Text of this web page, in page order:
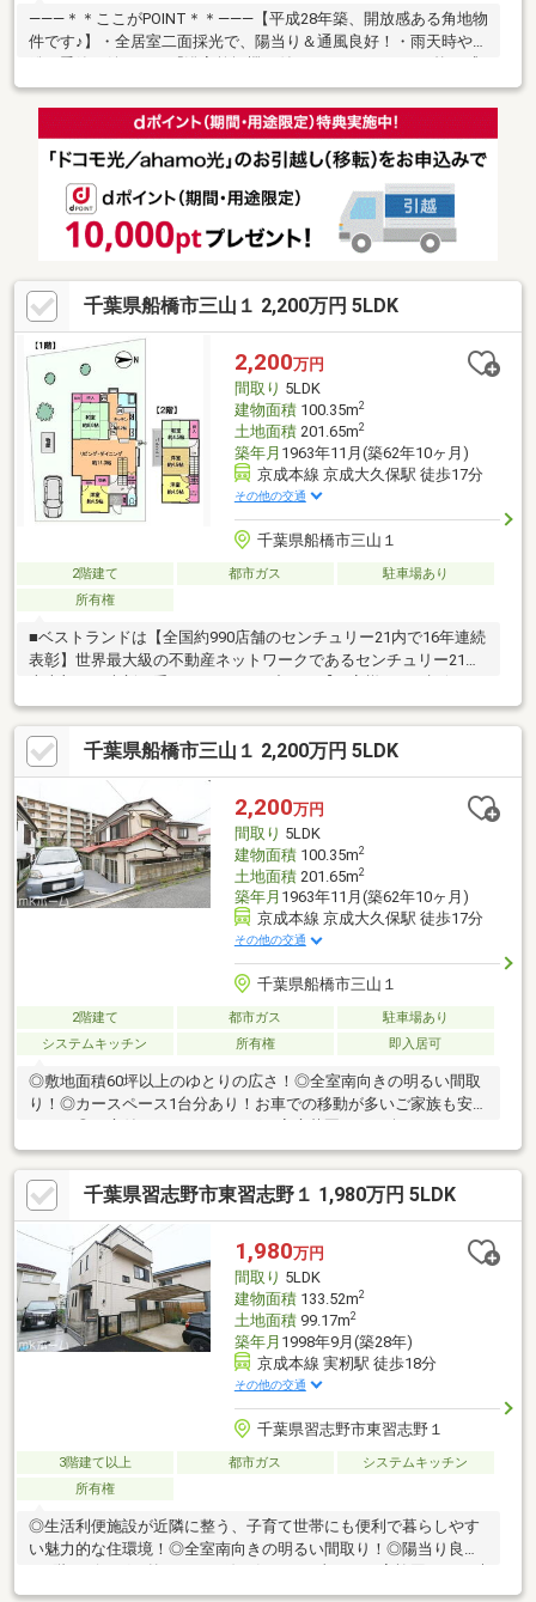
―――＊＊ここがPOINT＊＊―――【平成28年築、開放感ある角地物
件です♪】・全居室二面採光で、陽当り＆通風良好！・雨天時や花
のある『造作棚』付き！・キッチンと洗面室の出入りがスムーズ
で、家事ラク動線良好！・家族間コミュニケーション促進にも良
好な『リビングイン階段』仕様！・小学校まで『徒歩3分』、安心
して通学できますね！・実籾本郷公園、図書館、教育センターな
見にしかず。家族の安心拠点になる4LDK♪◆夜間早朝のご案内、
ローンのご相談もお気軽に！
千葉県船橋市三山１ 2,200万円 5LDK
2,200万円
間取り 5LDK
建物面積100.35m2
土地面積201.65m2
築年月 1963年11月(築62年10ヶ月)
京成本線 京成大久保駅 徒歩17分
その他の交通
千葉県船橋市三山１
2階建て 都市ガス
駐車場あり
所有権
■ベストランドは【全国約990店舗のセンチュリー21内で16年連続
表彰】世界最大級の不動産ネットワークであるセンチュリー21日
本本部より表彰を受けております■中でも【お客様からの評価が
高かった全国10店舗に認定】全国約990店舗を数えるセンチュリ
ー21のなかでも、ご成約者様からの評価が高かった全国10店舗に
のみ贈られる賞を2年連続受賞。住まい探しはぜひ弊社で■弊社は
【住宅ローンに自信あり】弊社は住宅ローン融資承認取得実績多
数住宅ローンの仕組みから、お客様それぞれのご事情に合った組
み方まで分かりやすくご説明いたします相談だけでも大歓迎！ど
んなことでも、お気軽にお問合せ下さい
千葉県船橋市三山１ 2,200万円 5LDK
2,200万円
間取り 5LDK
建物面積100.35m2
土地面積201.65m2
築年月 1963年11月(築62年10ヶ月)
京成本線 京成大久保駅 徒歩17分
その他の交通
千葉県船橋市三山１
2階建て 都市ガス
駐車場あり
システムキッチン
所有権 即入居可
◎敷地面積60坪以上のゆとりの広さ！◎全室南向きの明るい間取
り！◎カースペース1台分あり！お車での移動が多いご家族も安心
ね！◎ご家族みんながゆったりくつろげる広々リビング！◎LDと
和室を開放して大空間リビング！◎家事の効率が良くなる 2WAY
キッチン！◎便利で安全なIHクッキングヒーター！◎柔らかい和
室付きの物件！和の空間を感じることのできる落ち着きある一部
屋です！◎南面バルコニーで陽当り良好！毎日のお洗濯も楽々で
す！◎お子様の通学に便利な立地！ファミリー世帯にもおススメ
です！
千葉県習志野市東習志野１ 1,980万円 5LDK
1,980万円
間取り 5LDK
建物面積133.52m2
土地面積99.17m2
築年月 1998年9月(築28年)
京成本線 実籾駅 徒歩18分
その他の交通
千葉県習志野市東習志野１
3階建て以上 都市ガス
システムキッチン
所有権
◎生活利便施設が近隣に整う、子育て世帯にも便利で暮らしやす
い魅力的な住環境！◎全室南向きの明るい間取り！◎陽当り良好
な2階リビング！外からの目線を気にする事なく、家族団らんの時
間をゆったり過ごせます！◎対面キッチンからはリビング・ダイ